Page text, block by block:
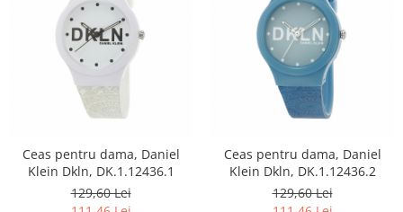
Ceas pentru dama, Daniel
Klein Dkln, DK.1.12436.1
129,60 Lei
Ceas pentru dama, Daniel
Klein Dkln, DK.1.12436.2
129,60 Lei